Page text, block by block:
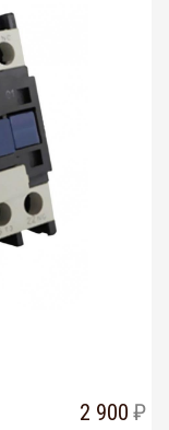
2 900